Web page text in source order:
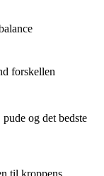
forskellen
og det bedste
til kroppens